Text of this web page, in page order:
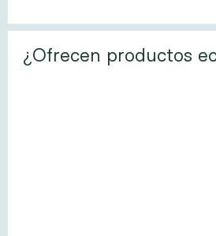
¿Ofrecen productos